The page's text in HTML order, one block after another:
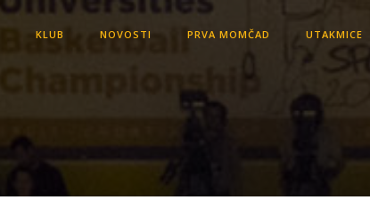
KLUB NOVOSTI PRVA MOMČAD UTAKMICE